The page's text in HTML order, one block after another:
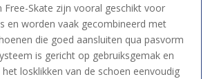
Free-Skate zijn vooral geschikt voor
en worden vaak gecombineerd met
die goed aansluiten qua pasvorm
is gericht op gebruiksgemak en
losklikken van de schoen eenvoudig